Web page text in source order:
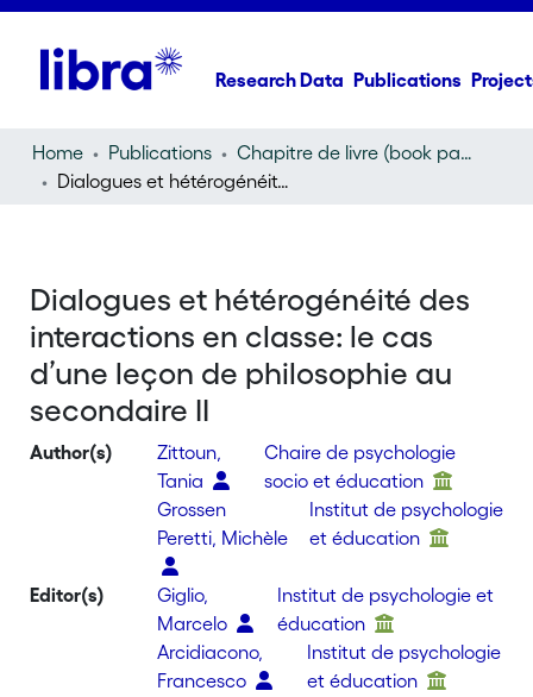
Research Data Publications
Home Publications
Chapitre de livre (book part)
Dialogues et hétérogénéité des interactions en classe: le cas d’une leçon de philosophie au secondaire II
Dialogues et hétérogénéité des
interactions en classe: le cas
d’une leçon de philosophie au
secondaire II
Author(s)
Zittoun,
Tania
Chaire de psychologie
socio et éducation
Grossen
Peretti, Michèle
Institut de psychologie
et éducation
Editor(s)
Giglio,
Marcelo
Institut de psychologie et
éducation
Arcidiacono,
Francesco
Institut de psychologie
et éducation